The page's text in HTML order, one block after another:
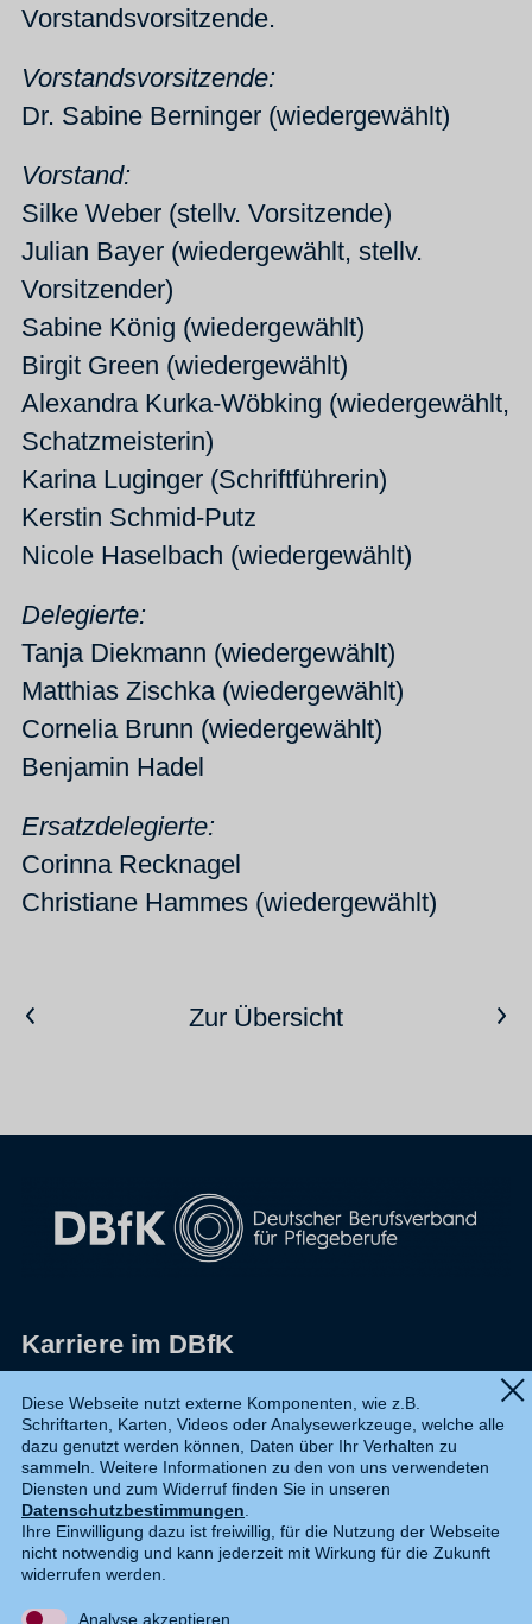
Vorstandsvorsitzende.
Vorstandsvorsitzende:
Dr. Sabine Berninger (wiedergewählt)
Vorstand:
Silke Weber (stellv. Vorsitzende)
Julian Bayer (wiedergewählt, stellv.
Vorsitzender)
Sabine König (wiedergewählt)
Birgit Green (wiedergewählt)
Alexandra Kurka-Wöbking (wiedergewählt,
Schatzmeisterin)
Karina Luginger (Schriftführerin)
Kerstin Schmid-Putz
Nicole Haselbach (wiedergewählt)
Delegierte:
Tanja Diekmann (wiedergewählt)
Matthias Zischka (wiedergewählt)
Cornelia Brunn (wiedergewählt)
Benjamin Hadel
Ersatzdelegierte:
Corinna Recknagel
Christiane Hammes (wiedergewählt)
Vorheriger ArtikelZur ÜbersichtNächster Artikel
Karriere im DBfK
Datenschutz
Shop
Widerruf
Kontakt
Diese Webseite nutzt externe Komponenten, wie z.B.
Schriftarten, Karten, Videos oder Analysewerkzeuge, welche alle
dazu genutzt werden können, Daten über Ihr Verhalten zu
sammeln. Weitere Informationen zu den von uns verwendeten
Diensten und zum Widerruf finden Sie in unseren
Datenschutzbestimmungen.
Ihre Einwilligung dazu ist freiwillig, für die Nutzung der Webseite
nicht notwendig und kann jederzeit mit Wirkung für die Zukunft
widerrufen werden.
Analyse akzeptieren